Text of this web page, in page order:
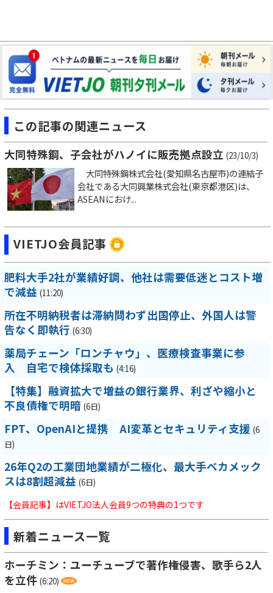
この記事の関連ニュース
大同特殊鋼、子会社がハノイに販売拠点設立 (23/10/3)
大同特殊鋼株式会社(愛知県名古屋市)の連結子
会社である大同興業株式会社(東京都港区)は、
ASEANにおけ...
VIETJO会員記事
肥料大手2社が業績好調、他社は需要低迷とコスト増
で減益 (11:20)
所在不明納税者は滞納問わず出国停止、外国人は警
告なく即執行 (6:30)
薬局チェーン「ロンチャウ」、医療検査事業に参
入 自宅で検体採取も (4:16)
【特集】融資拡大で増益の銀行業界、利ざや縮小と
不良債権で明暗 (6日)
FPT、OpenAIと提携 AI変革とセキュリティ支援 (6
日)
26年Q2の工業団地業績が二極化、最大手ベカメック
スは8割超減益 (6日)
【会員記事】はVIETJO法人会員9つの特典の1つです
新着ニュース一覧
ホーチミン：ユーチューブで著作権侵害、歌手ら2人
を立件 (6:20)